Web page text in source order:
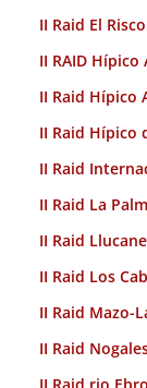
II Raid El
II RAID Hípico
II Raid Hípico
II Raid Hípico
II Raid
II Raid La
II Raid
II Raid Los
II Raid Mazo-
II Raid